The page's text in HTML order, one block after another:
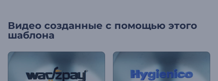
Видео созданные с помощью этого
шаблона